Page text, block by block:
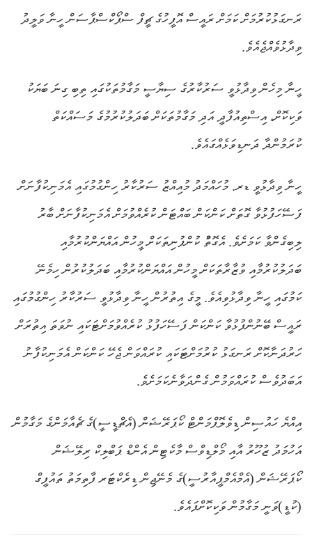
ރަނގަޅުކުރުމަށް ކަމަށް ރައީސް އޮފީހުގެ ޗީފް ސްޕޯކްސްޕާސަން ހީނާ ވަލީދު
ވިދާޅުވެއްޖެއެވެ.
ހީނާ މިހެން ވިދާޅުވީ ސަރުކާރުގެ ސިޔާސީ މަގާމުތަކުގައި ތިބި ގިނަ ބަޔަކު
ވަކިކޮށް، އިސްތިއުފާދީ އަދި މަގާމުތަކަށް ބަދަލުކުރުމުގެ މަސައްކަތް
ކުރަމުންދާ ދަނޑިވަޅެއްގައެވެ.
ހީނާ ވިދާޅުވީ ޑރ. މުހައްމަދު މުއިއްޒު ސަރުކާރު ހިންގުމުގައި އެމަނިކުފާނަށް
ފަސޭހަފުޅުވާ ގޮތަށް ކަންކަން ބައްޓަން ކުރެއްވުމަށް އެމަނިކުފާނަށް ބާރު
ލިބިގެންވާ ކަމަށެވެ. އެގޮތުް ކުންފުނިތަކަށް މީހުން އައްޔަންކުރުމާއި
ބަދަލުކުރުމާއި ވުޒާރާތަކަށް މީހުން އައްޔަންކުރުމާއި ބަދަލުކުރުން ހިމެނޭ
ކަމުގައި ހީނާ ވިދާޅުވިއެވެ. މީގެ އިތުރުން ހީނާ ވިދާޅުވީ ސަރުކާރު ހިންގުމުގައި
ރައީސް ބޭނުންފުޅުވާ ކަންކަން ފަސޭހަފުޅު ކުރެއްވުމަށްޓަކައި ނުވަތަ އިތުރަށް
ހަރުދަނާކޮށް ރަނގަޅު ކުރުމަށްޓަކައި ކުރައްވަން ޖެހޭ ކަންކަން އެމަނިކުފާނު
އަބަދުވެސް ކުރައްވަމުން ގެންދަވާނެކަމަށެވެ.
އިއްޔެ ހައުސިން ޑިވެލޮޕްމަންޓް ކޯޕަރޭޝަން (އެޗްޑީސީ)ގެ ޗެއާމަންގެ މަގާމުން
އަހުމަދު ޒުހޫރު އާއި މޯލްޑިވްސް މާކެޓިން އެންޑް ޕަބްލިކް ރިލޭޝަން
ކޯޕަރޭޝަން (އެމްއެމްޕީއާރުސީ)ގެ މެނޭޖިން ޑިރެކްޓަރ ފާތިމަތު ތައުފީގް
(ކުޑީ)ވަނީ މަގާމުން ވަކިކޮށްފައެވެ.